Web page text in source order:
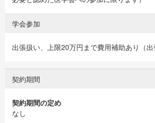
学会参加
出張扱い、上限20万円まで費用補助あり（出
契約期間
契約期間の定め
なし